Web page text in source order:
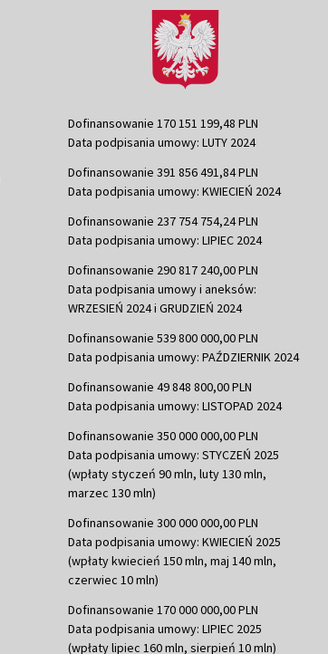
Dofinansowanie 170 151 199,48 PLN
Data podpisania umowy: LUTY 2024
Dofinansowanie 391 856 491,84 PLN
Data podpisania umowy: KWIECIEŃ 2024
Dofinansowanie 237 754 754,24 PLN
Data podpisania umowy: LIPIEC 2024
Dofinansowanie 290 817 240,00 PLN
Data podpisania umowy i aneksów:
WRZESIEŃ 2024 i GRUDZIEŃ 2024
Dofinansowanie 539 800 000,00 PLN
Data podpisania umowy: PAŹDZIERNIK 2024
Dofinansowanie 49 848 800,00 PLN
Data podpisania umowy: LISTOPAD 2024
Dofinansowanie 350 000 000,00 PLN
Data podpisania umowy: STYCZEŃ 2025
(wpłaty styczeń 90 mln, luty 130 mln,
marzec 130 mln)
Dofinansowanie 300 000 000,00 PLN
Data podpisania umowy: KWIECIEŃ 2025
(wpłaty kwiecień 150 mln, maj 140 mln,
czerwiec 10 mln)
Dofinansowanie 170 000 000,00 PLN
Data podpisania umowy: LIPIEC 2025
(wpłaty lipiec 160 mln, sierpień 10 mln)